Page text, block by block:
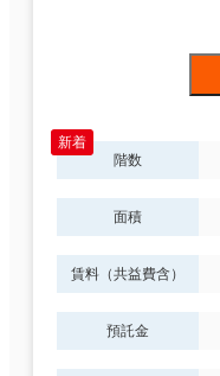
階数
面積
賃料（共益費含）
預託金